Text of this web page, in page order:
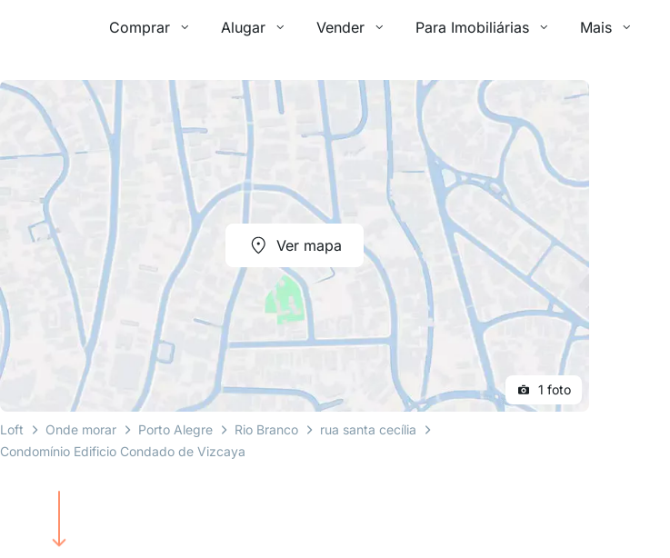
Comprar Alugar Vender Para Imobiliárias Mais
Ver mapa
1 foto
Loft Onde morar Porto Alegre Rio Branco
rua santa cecília
Condomínio Edificio Condado de Vizcaya